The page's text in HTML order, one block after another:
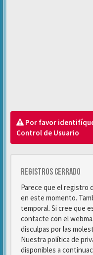
Por favor
Control de Usuario
Registros cerrado
Parece que el registro
en este momento.
temporal. Si cree que
contacte con el
disculpas por las
Nuestra política de
disponibles a